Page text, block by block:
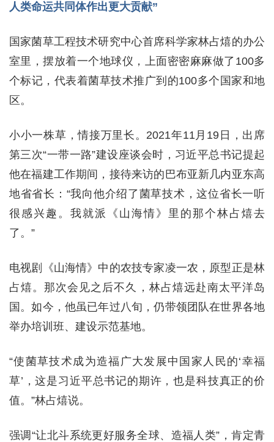
人类命运共同体作出更大贡献”
国家菌草工程技术研究中心首席科学家林占熺的办公
室里，摆放着一个地球仪，上面密密麻麻做了100多
个标记，代表着菌草技术推广到的100多个国家和地
区。
小小一株草，情接万里长。2021年11月19日，出席
第三次“一带一路”建设座谈会时，习近平总书记提起
他在福建工作期间，接待来访的巴布亚新几内亚东高
地省省长：“我向他介绍了菌草技术，这位省长一听
很感兴趣。我就派《山海情》里的那个林占熺去
了。”
电视剧《山海情》中的农技专家凌一农，原型正是林
占熺。那次会见之后不久，林占熺远赴南太平洋岛
国。如今，他虽已年过八旬，仍带领团队在世界各地
举办培训班、建设示范基地。
“使菌草技术成为造福广大发展中国家人民的‘幸福
草’，这是习近平总书记的期许，也是科技真正的价
值。”林占熺说。
强调“让北斗系统更好服务全球、造福人类”，肯定青